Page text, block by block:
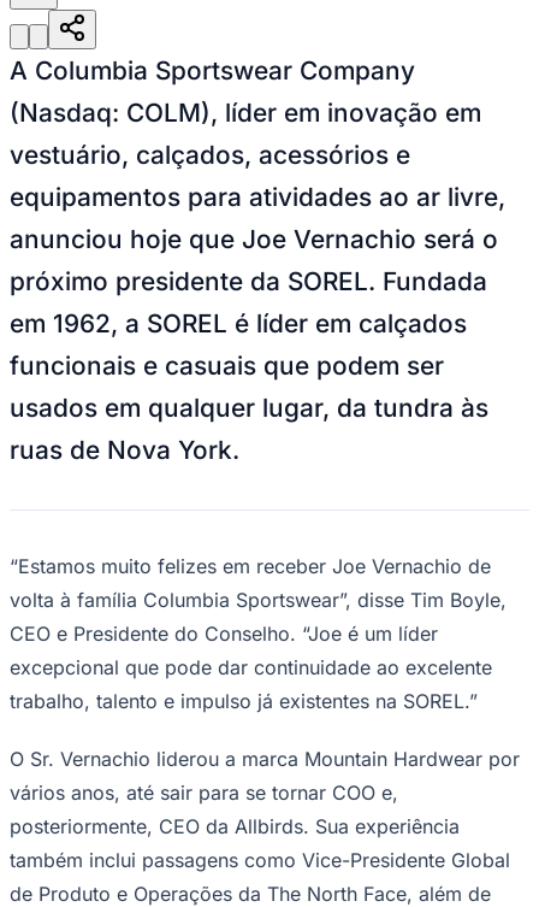
AldeiaAldeia da Serra
Belval
VistaCalifórnia CarapicuíbaCentro Chácaras Marco
RegiãoCotiaCruz PretaEngenho NovoFazenda
MilitarItapevi JandiraJardim Audir Jardim Belval Jardim
CalifórniaJardim dos AltosJardim dos CamargosJardim
EsperançaJardim GrazielaJardim IracemaJardim Itaquiti
JulioJardim LíbanoJardim Maria CristinaJardim Maria Helena
MutingaJardim Paraíso Jardim PaulistaJardim ReginaliceJardim São
LuísJardim São PedroJardim São SilvestreJardim Silveira
Jardim
Tupã Jardim TupanciMutingaNova AldeinhaOsascoParque dos
CamargosParque Imperial Parque Santa LuziaParque Viana Pirapora
do Bom Jesus Recanto Phrynéa Santana de
Parnaíba
Silveira Tamboré Vale do Sol Vila Barros Vila Boa Vista
do CondeVila Engenho NovoVila MárciaVila Nossa Sra. da
Vila Porto
Para Sua Empresa
Anuncie no Portal
Guia de Empresas
Divulgar Vagas Novo
Negócios Regionais
Segurança Regional
Hospitais Estaduais
Parques & Represas
Cidades da Região
Santana de Parnaíba Osasco CarapicuíbaJandiraItapeviCotiaPirapora
do Bom JesusAraçariguamaCajamarCaieirasFranco da
Rocha Francisco MoratoTaboão da SerraEmbu das ArtesSão Roque
Anuncie Regional
Guia de Empresas
Vagas na Região
Novo
Hub de Negócios
Guia Comercial
Selo Verificado
A Columbia Sportswear Company
(Nasdaq: COLM), líder em inovação em
vestuário, calçados, acessórios e
equipamentos para atividades ao ar livre,
anunciou hoje que Joe Vernachio será o
próximo presidente da SOREL. Fundada
em 1962, a SOREL é líder em calçados
funcionais e casuais que podem ser
usados ​​em qualquer lugar, da tundra às
ruas de Nova York.
“Estamos muito felizes em receber Joe Vernachio de
volta à família Columbia Sportswear”, disse Tim Boyle,
CEO e Presidente do Conselho. “Joe é um líder
excepcional que pode dar continuidade ao excelente
trabalho, talento e impulso já existentes na SOREL.”
O Sr. Vernachio liderou a marca Mountain Hardwear por
vários anos, até sair para se tornar COO e,
posteriormente, CEO da Allbirds. Sua experiência
também inclui passagens como Vice-Presidente Global
de Produto e Operações da The North Face, além de